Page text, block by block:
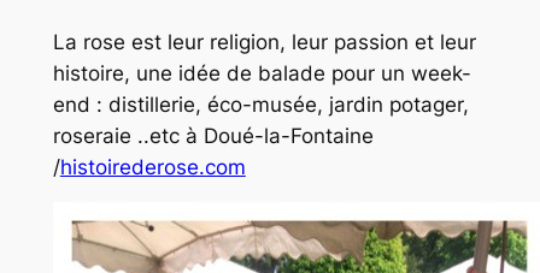
La rose est leur religion, leur passion et leur
histoire, une idée de balade pour un week-
end : distillerie, éco-musée, jardin potager,
roseraie ..etc à Doué-la-Fontaine
/histoirederose.com